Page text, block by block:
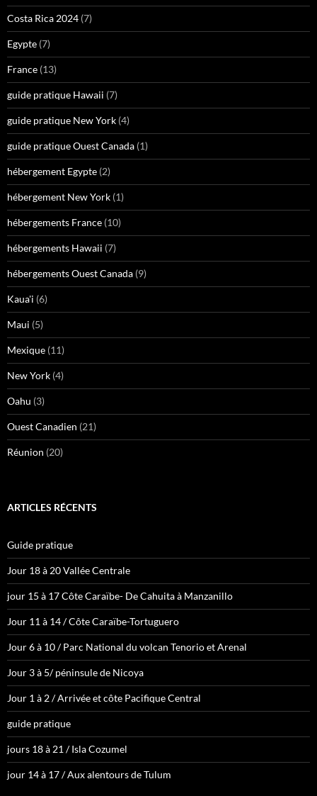
Costa Rica 2024 (7)
Egypte (7)
France (13)
guide pratique Hawaii (7)
guide pratique New York (4)
guide pratique Ouest Canada (1)
hébergement Egypte (2)
hébergement New York (1)
hébergements France (10)
hébergements Hawaii (7)
hébergements Ouest Canada (9)
Kaua'i (6)
Maui (5)
Mexique (11)
New York (4)
Oahu (3)
Ouest Canadien (21)
Réunion (20)
ARTICLES RÉCENTS
Guide pratique
Jour 18 à 20 Vallée Centrale
jour 15 à 17 Côte Caraïbe- De Cahuita à Manzanillo
Jour 11 à 14 / Côte Caraïbe-Tortuguero
Jour 6 à 10 / Parc National du volcan Tenorio et Arenal
Jour 3 à 5/ péninsule de Nicoya
Jour 1 à 2 / Arrivée et côte Pacifique Central
guide pratique
jours 18 à 21 / Isla Cozumel
jour 14 à 17 / Aux alentours de Tulum